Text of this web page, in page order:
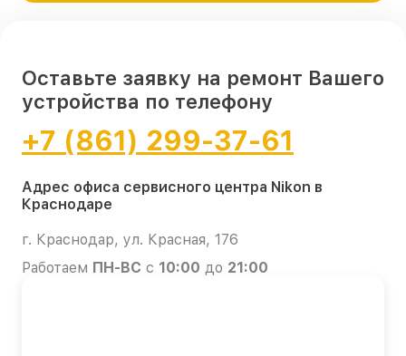
Оставьте заявку на ремонт Вашего
устройства по телефону
+7 (861) 299-37-61
Адрес офиса сервисного центра Nikon в
Краснодаре
г. Краснодар, ул. Красная, 176
Работаем ПН-ВС с 10:00 до 21:00